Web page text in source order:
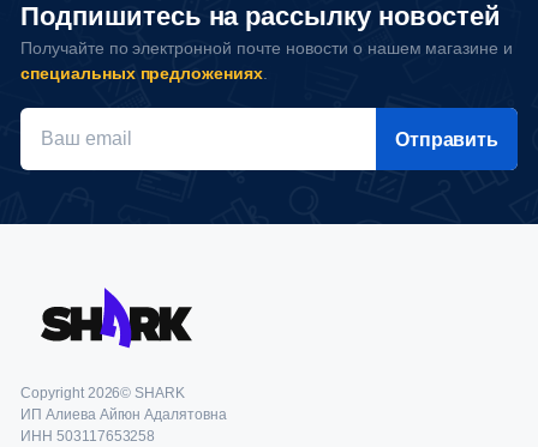
Подпишитесь на рассылку новостей
Получайте по электронной почте новости о нашем магазине и
специальных предложениях.
Отправить
Copyright 2026© SHARK
ИП Алиева Айгюн Адалятовна
ИНН 503117653258